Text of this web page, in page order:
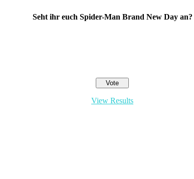
Seht ihr euch Spider-Man Brand New Day an?
View Results